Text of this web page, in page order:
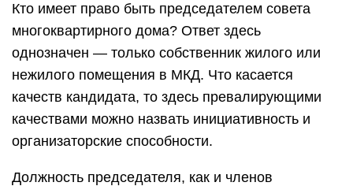
Кто имеет право быть председателем совета
многоквартирного дома? Ответ здесь
однозначен — только собственник жилого или
нежилого помещения в МКД. Что касается
качеств кандидата, то здесь превалирующими
качествами можно назвать инициативность и
организаторские способности.
Должность председателя, как и членов